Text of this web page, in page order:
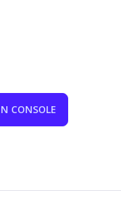
CONSOLE